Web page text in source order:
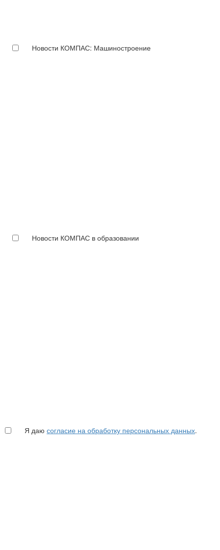
Новости КОМПАС: Машиностроение
Новости КОМПАС в образовании
Я даю согласие на обработку персональных данных.